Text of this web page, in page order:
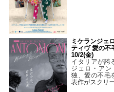
ミケランジェ
ティヴ 愛の不
10/2(金)
イタリアが誇
ジェロ・ア
独、愛の不毛
表作がスクリ